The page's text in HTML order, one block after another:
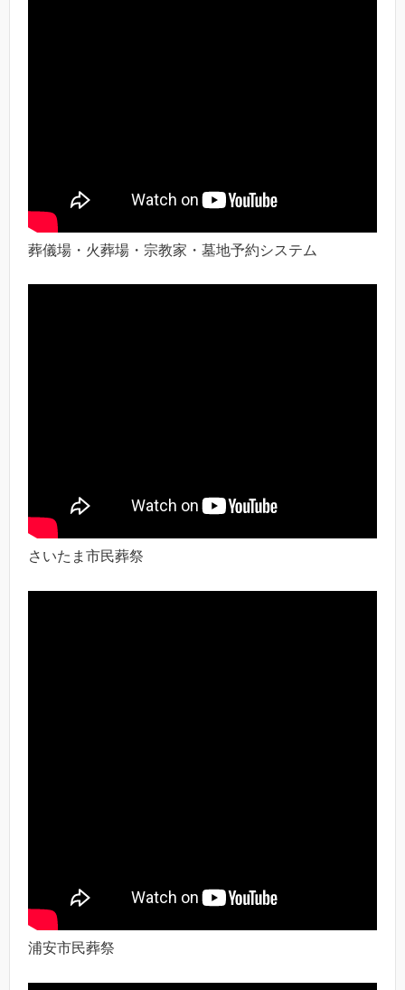
葬儀場・火葬場・宗教家・墓地予約システム
さいたま市民葬祭
浦安市民葬祭